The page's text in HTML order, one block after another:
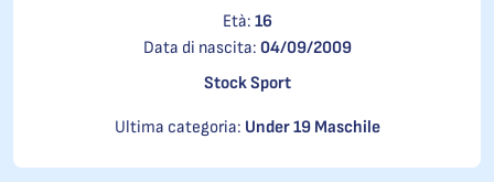
Età: 16
Data di nascita: 04/09/2009
Stock Sport
Ultima categoria: Under 19 Maschile